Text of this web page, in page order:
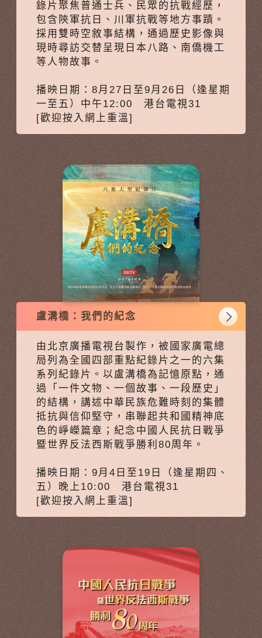
錄片聚焦普通士兵、民眾的抗戰經歷，
包含陝軍抗日、川軍抗戰等地方事蹟。
採用雙時空敘事結構，通過歷史影像與
現時尋訪交替呈現日本八路、南僑機工
等人物故事。
播映日期：8月27日至9月26日（逢星期
一至五）中午12:00 港台電視31
[歡迎按入網上重溫]
盧溝橋：我們的紀念
由北京廣播電視台製作，被國家廣電總
局列為全國四部重點紀錄片之一的六集
系列紀錄片。以盧溝橋為記憶原點，通
過「一件文物、一個故事、一段歷史」
的結構，講述中華民族危難時刻的集體
抵抗與信仰堅守，串聯起共和國精神底
色的崢嶸篇章；紀念中國人民抗日戰爭
暨世界反法西斯戰爭勝利80周年。
播映日期：9月4日至19日（逢星期四、
五）晚上10:00 港台電視31
[歡迎按入網上重溫]